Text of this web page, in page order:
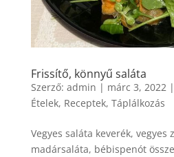
Frissítő, könnyű saláta
Szerző: admin | márc 3, 2022 |
Ételek, Receptek, Táplálkozás
Vegyes saláta keverék, vegyes
madársaláta, bébispenót